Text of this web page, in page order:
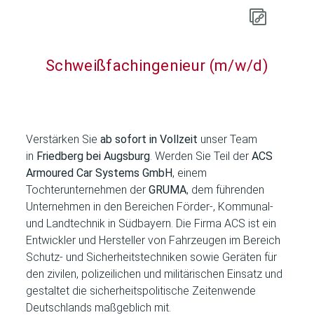
Schweißfachingenieur (m/w/d)
Verstärken Sieab sofort in Vollzeit unser Team
in Friedberg bei Augsburg. Werden Sie Teil derACS
Armoured Car Systems GmbH, einem
Tochterunternehmen derGRUMA, dem führenden
Unternehmen in den Bereichen Förder-, Kommunal-
und Landtechnik in Südbayern. Die Firma ACS ist ein
Entwickler und Hersteller von Fahrzeugen im Bereich
Schutz- und Sicherheitstechniken sowie Geräten für
den zivilen, polizeilichen und militärischen Einsatz und
gestaltet die sicherheitspolitische Zeitenwende
Deutschlands maßgeblich mit.